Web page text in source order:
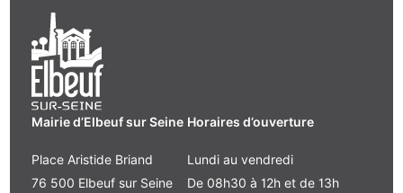
Mairie d’Elbeuf sur Seine
Place Aristide Briand
76 500 Elbeuf sur Seine
Horaires d’ouverture
Lundi au vendredi
De 08h30 à 12h et de 13h